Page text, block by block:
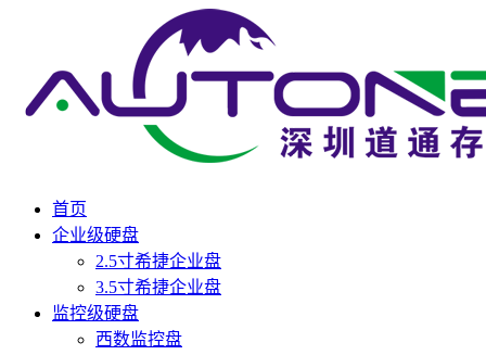
首页
企业级硬盘
2.5寸希捷企业盘
3.5寸希捷企业盘
监控级硬盘
西数监控盘